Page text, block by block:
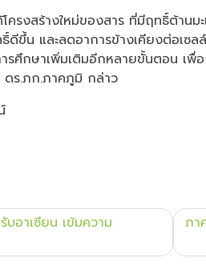
ครงสร้างใหม่ของสาร ที่มีฤทธิ์ต้าน
ขึ้น และลดอาการข้างเคียงต่อเซล
รศึกษาเพิ่มเติมอีกหลายขั้นตอน เ
ดร.ภก.ภาคภูมิ กล่าว
อาเซียน เข้มความ
ภา